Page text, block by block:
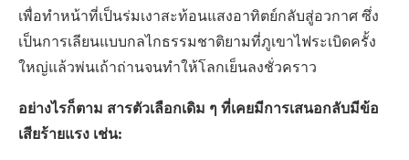
เพื่อทำหน้าที่เป็นร่มเงาสะท้อนแสงอาทิตย์กลับสู่อวกาศ ซึ่ง
เป็นการเลียนแบบกลไกธรรมชาติยามที่ภูเขาไฟระเบิดครั้ง
ใหญ่แล้วพ่นเถ้าถ่านจนทำให้โลกเย็นลงชั่วคราว
อย่างไรก็ตาม สารตัวเลือกเดิม ๆ ที่เคยมีการเสนอกลับมีข้อ
เสียร้ายแรง เช่น: